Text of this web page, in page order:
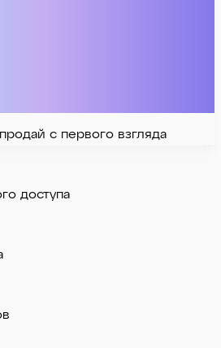
с первого взгляда
доступа